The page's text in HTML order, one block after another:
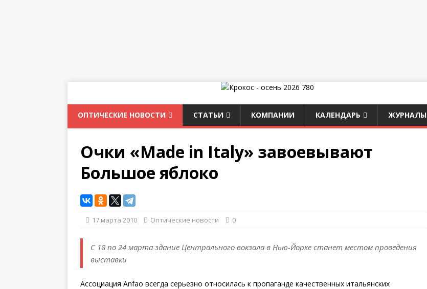
ОПТИЧЕСКИЕ НОВОСТИ СТАТЬИ КОМПАНИИ КАЛЕНДАРЬ ЖУРНАЛЫ
Очки «Made in Italy» завоевывают
Большое яблоко
17 марта 2010 Оптические новости 0
С 18 по 24 марта здание Центрального вокзала в Нью-Йорке станет местом проведения
выставки
Ассоциация Anfao всегда серьезно относилась к пропаганде качественных итальянских